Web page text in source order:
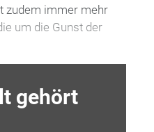
zudem immer mehr
um die Gunst der
gehört